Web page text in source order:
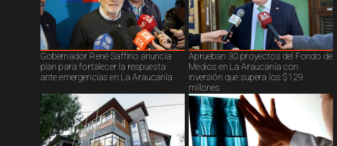
Gobernador René Saffirio anuncia
plan para fortalecer la respuesta
ante emergencias en La Araucanía
Aprueban 30 proyectos del Fondo de
Medios en La Araucanía con
inversión que supera los $129
millones